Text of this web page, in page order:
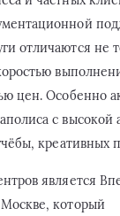
отличаются не
цен. Особенно
с высокой
креативных
является
который